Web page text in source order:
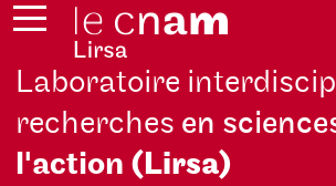
Laboratoire
recherches en
l'action (Lirsa)